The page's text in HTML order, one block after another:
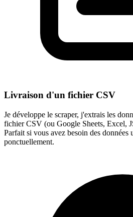
Livraison d'un fichier CSV
Je développe le scraper, j'extrais les
fichier CSV (ou Google Sheets, Excel,
Parfait si vous avez besoin des données
ponctuellement.